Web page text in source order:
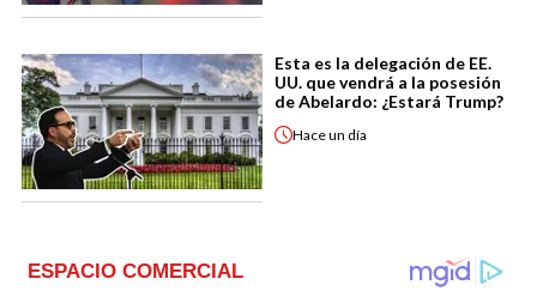
Esta es la delegación de EE.
UU. que vendrá a la posesión
de Abelardo: ¿Estará Trump?
Haceun día